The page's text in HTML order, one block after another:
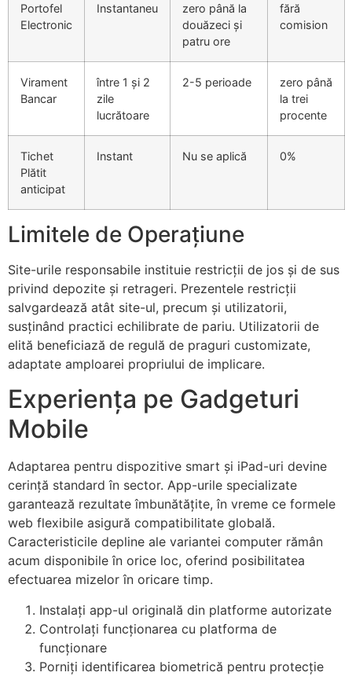
Portofel
Electronic
Instantaneu
zero până la
douăzeci și
patru ore
fără
comision
Virament
Bancar
între 1 și 2
zile
lucrătoare
2-5 perioade
zero până
la trei
procente
Tichet
Plătit
anticipat
Instant Nu se aplică 0%
Limitele de Operațiune
Site-urile responsabile instituie restricții de jos și de sus
privind depozite și retrageri. Prezentele restricții
salvgardează atât site-ul, precum și utilizatorii,
susținând practici echilibrate de pariu. Utilizatorii de
elită beneficiază de regulă de praguri customizate,
adaptate amploarei propriului de implicare.
Experiența pe Gadgeturi
Mobile
Adaptarea pentru dispozitive smart și iPad-uri devine
cerință standard în sector. App-urile specializate
garantează rezultate îmbunătățite, în vreme ce formele
web flexibile asigură compatibilitate globală.
Caracteristicile depline ale variantei computer rămân
acum disponibile în orice loc, oferind posibilitatea
efectuarea mizelor în oricare timp.
Instalați app-ul originală din platforme autorizate
Controlați funcționarea cu platforma de
funcționare
Porniți identificarea biometrică pentru protecție